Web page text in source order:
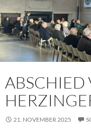
ABSCHIED
21. NOVEMBER 2025